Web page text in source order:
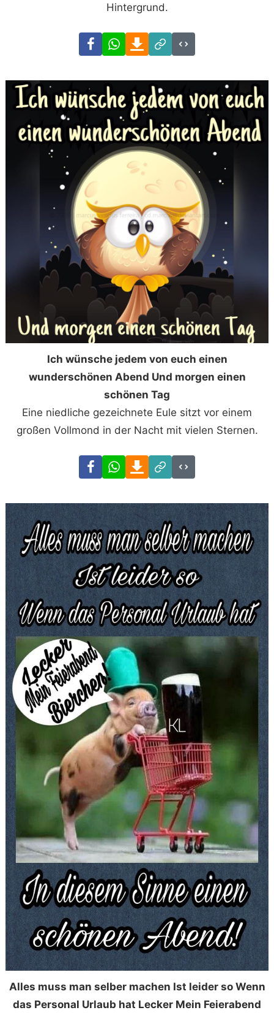
Hintergrund.
FacebookWhatsAppDownload
Link
Code
Ich wünsche jedem von euch einen
wunderschönen Abend Und morgen einen
schönen Tag
Eine niedliche gezeichnete Eule sitzt vor einem
großen Vollmond in der Nacht mit vielen Sternen.
FacebookWhatsAppDownload
Link
Code
Alles muss man selber machen Ist leider so Wenn
das Personal Urlaub hat Lecker Mein Feierabend